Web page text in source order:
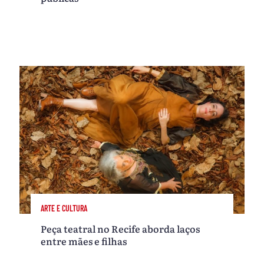
ARTE E CULTURA
Peça teatral no Recife aborda laços
entre mães e filhas